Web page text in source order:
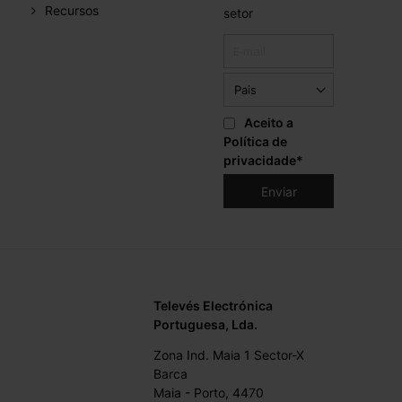
Recursos
setor
Aceito a
Política de
privacidade*
Televés Electrónica
Portuguesa, Lda.
Zona Ind. Maia 1 Sector-X
Barca
Maia - Porto, 4470